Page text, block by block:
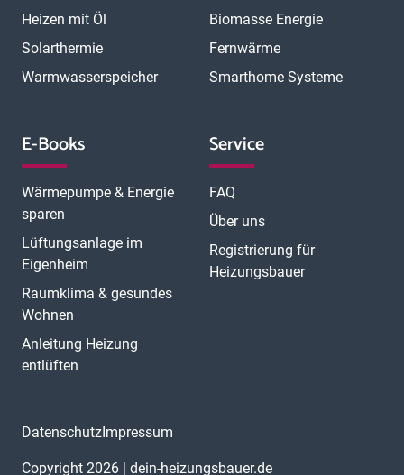
Heizen mit Öl
Solarthermie
Warmwasserspeicher
Biomasse Energie
Fernwärme
Smarthome Systeme
E-Books
Wärmepumpe & Energie
sparen
Lüftungsanlage im
Eigenheim
Raumklima & gesundes
Wohnen
Anleitung Heizung
entlüften
Service
FAQ
Über uns
Registrierung für
Heizungsbauer
Copyright 2026 | dein-heizungsbauer.de
DatenschutzImpressum